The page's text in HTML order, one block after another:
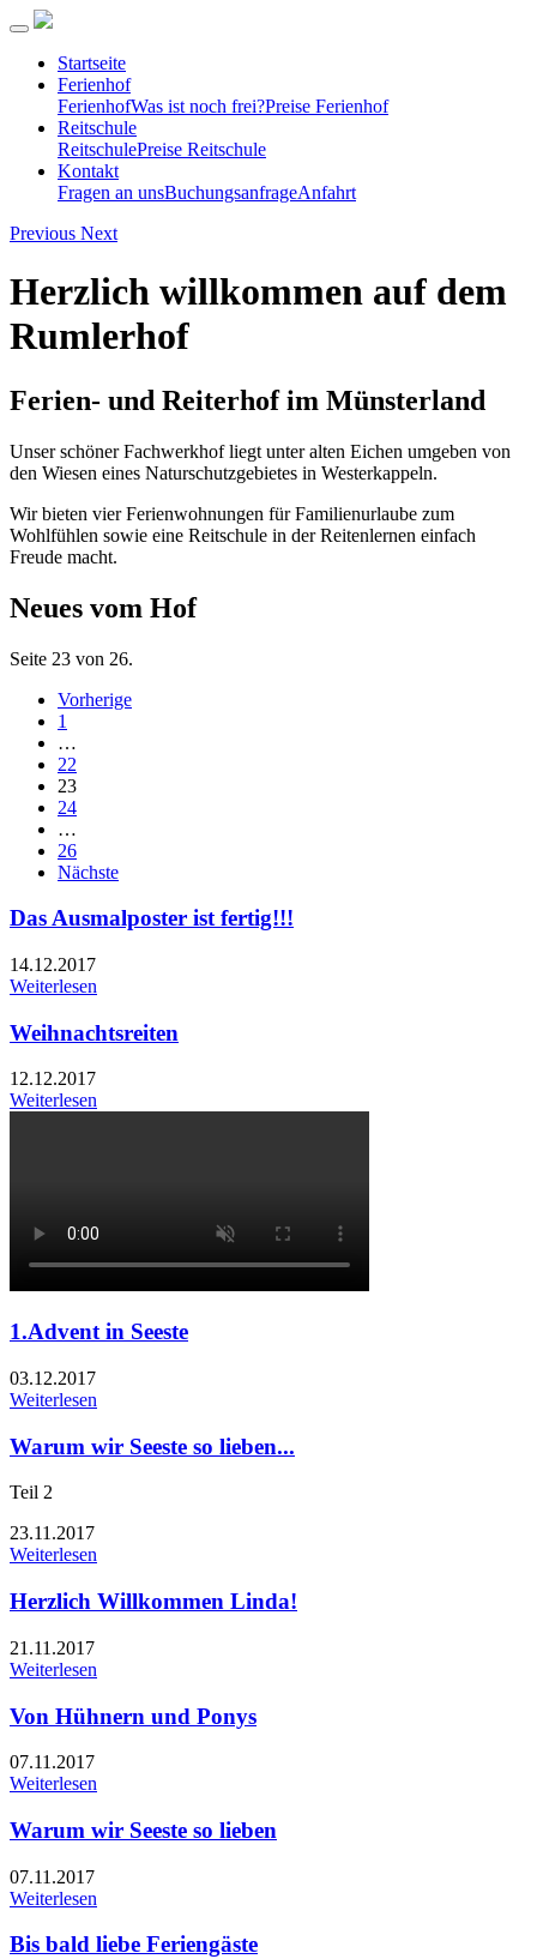
Startseite
Ferienhof
FerienhofWas ist noch frei?Preise Ferienhof
Reitschule
ReitschulePreise Reitschule
Kontakt
Fragen an unsBuchungsanfrageAnfahrt
Previous Next
Herzlich willkommen auf dem
Rumlerhof
Ferien- und Reiterhof im Münsterland
Unser schöner Fachwerkhof liegt unter alten Eichen umgeben von
den Wiesen eines Naturschutzgebietes in Westerkappeln.
Wir bieten vier Ferienwohnungen für Familienurlaube zum
Wohlfühlen sowie eine Reitschule in der Reitenlernen einfach
Freude macht.
Neues vom Hof
Seite 23 von 26.
Vorherige
1
…
22
23
24
…
26
Nächste
Das Ausmalposter ist fertig!!!
14.12.2017
Weiterlesen
Weihnachtsreiten
12.12.2017
Weiterlesen
1.Advent in Seeste
03.12.2017
Weiterlesen
Warum wir Seeste so lieben...
Teil 2
23.11.2017
Weiterlesen
Herzlich Willkommen Linda!
21.11.2017
Weiterlesen
Von Hühnern und Ponys
07.11.2017
Weiterlesen
Warum wir Seeste so lieben
07.11.2017
Weiterlesen
Bis bald liebe Feriengäste